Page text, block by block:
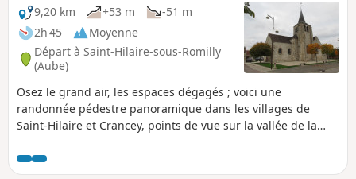
9,20 km
+53 m
-51 m
2h 45
Moyenne
Départ à Saint-Hilaire-sous-Romilly
(Aube)
Osez le grand air, les espaces dégagés ; voici une
randonnée pédestre panoramique dans les villages de
Saint-Hilaire et Crancey, points de vue sur la vallée de la
direction de Troyes.